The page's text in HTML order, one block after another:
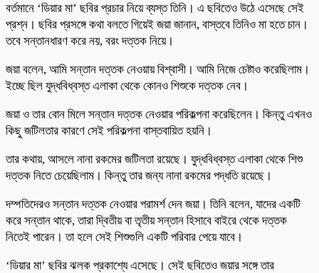
বর্তমানে ‘ডিয়ার মা’ ছবির প্রচার নিয়ে ব্যস্ত তিনি। এ ছবিতেও উঠে এসেছে সেই
প্রশ্ন। ছবির প্রসঙ্গে কথা বলতে গিয়েই জয়া জানান, বাস্তবে তিনিও মা হতে চান।
তবে সন্তানধারণ করে নয়, বরং দত্তক নিয়ে।
জয়া বলেন, আমি সন্তান দত্তক নেওয়ায় বিশ্বাসী। আমি নিজে চেষ্টাও করেছিলাম।
ইচ্ছে ছিল যুদ্ধবিধ্বস্ত এলাকা থেকে কোনও শিশুকে দত্তক নেব।
জয়া ও তার বোন মিলে সন্তান দত্তক নেওয়ার পরিকল্পনা করেছিলেন। কিন্তু এখনও
কিছু জটিলতার কারণে সেই পরিকল্পনা বাস্তবায়িত হয়নি।
তার কথায়, আসলে নানা রকমের জটিলতা রয়েছে। যুদ্ধবিধ্বস্ত এলাকা থেকে শিশু
দত্তক নিতে চেয়েছিলাম। কিন্তু তার জন্য নানা রকমের পদ্ধতি রয়েছে।
দম্পতিদেরও সন্তান দত্তক নেওয়ার পরামর্শ দেন জয়া। তিনি বলেন, যাদের একটি
করে সন্তান থাকে, তারা দ্বিতীয় বা তৃতীয় সন্তান হিসাবে বাইরে থেকে দত্তক
নিতেই পারেন। তা হলে সেই শিশুগুলি একটি পরিবার পেয়ে যাবে।
‘ডিয়ার মা’ ছবির ঝলক প্রকাশ্যে এসেছে। সেই ছবিতেও জয়ার সঙ্গে তার